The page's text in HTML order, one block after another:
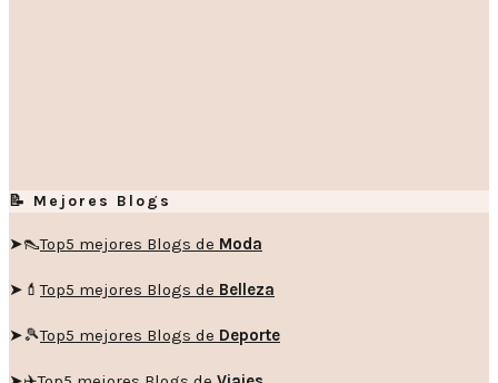
📝 Mejores Blogs
➤👠Top5 mejores Blogs de Moda
➤💄Top5 mejores Blogs de Belleza
➤🎾Top5 mejores Blogs de Deporte